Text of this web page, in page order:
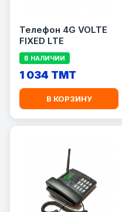
Телефон 4G VOLTE
FIXED LTE
В НАЛИЧИИ
1 034 TMT
В КОРЗИНУ